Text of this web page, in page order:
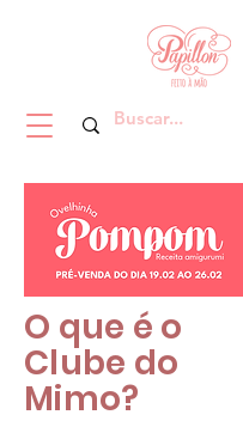
O que é o
Clube do
Mimo?